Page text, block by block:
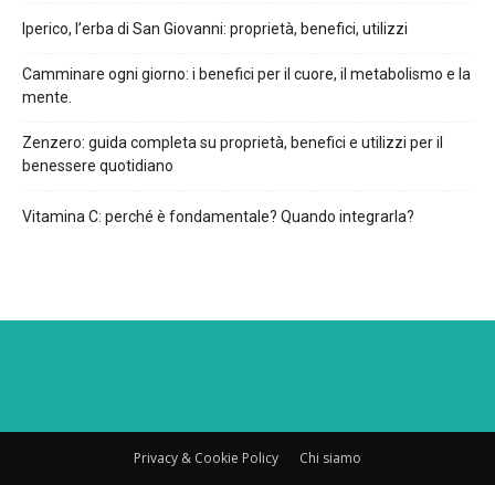
Iperico, l’erba di San Giovanni: proprietà, benefici, utilizzi
Camminare ogni giorno: i benefici per il cuore, il metabolismo e la
mente.
Zenzero: guida completa su proprietà, benefici e utilizzi per il
benessere quotidiano
Vitamina C: perché è fondamentale? Quando integrarla?
Privacy & Cookie Policy Chi siamo